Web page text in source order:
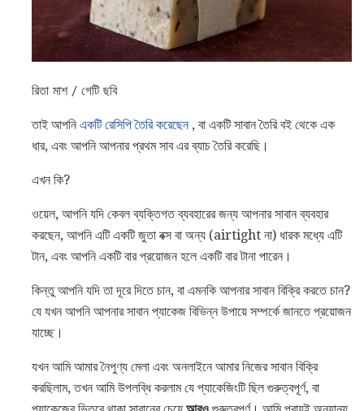
রিতা মাশ / গেটি ছবি
তাই আপনি একটি রেসিপি তৈরি করেছেন, বা একটি সাবান তৈরি বই থেকে এক
ধার, এবং আপনি আপনার প্রথম সাব এর ব্যাচ তৈরি করেছি।
এখন কি?
ওয়েল, আপনি যদি কেবল ব্যক্তিগত ব্যবহারের জন্য আপনার সাবান ব্যবহার
করছেন, আপনি এটি একটি জুতা বক্স বা অন্য (airtight না) ধারক মধ্যে এটি
টান, এবং আপনি একটি বার প্রয়োজন হলে একটি বার টানা পারেন।
কিন্তু আপনি যদি তা দূরে দিতে চান, বা এমনকি আপনার সাবান বিক্রি করতে চান?
যে যখন আপনি আপনার সাবান প্যাকেজ বিভিন্ন উপায়ে সম্পর্কে জানতে প্রয়োজন
যাচ্ছে।
যখন আমি আমার নৈপুণ্য মেলা এবং অনলাইনে আমার নিজের সাবান বিক্রি
করছিলাম, তখন আমি উপলব্ধি করলাম যে প্যাকেজিংটি ছিল গুরুত্বপূর্ণ, বা